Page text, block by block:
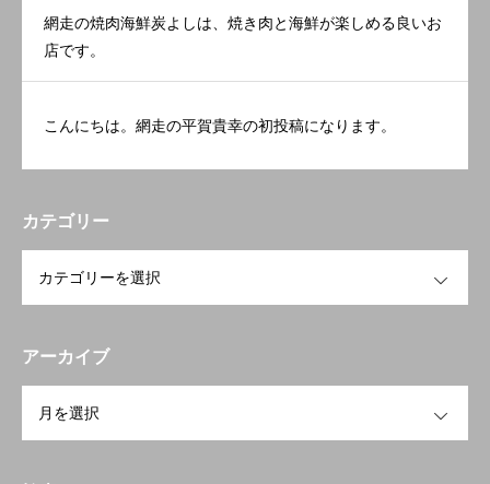
網走の焼肉海鮮炭よしは、焼き肉と海鮮が楽しめる良いお
店です。
こんにちは。網走の平賀貴幸の初投稿になります。
カテゴリー
アーカイブ